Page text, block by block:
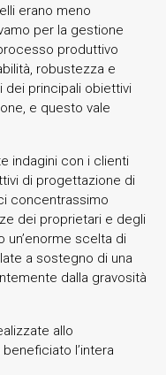
erano meno
per la gestione
produttivo
robustezza e
dei principali obiettivi
e questo vale
indagini con i clienti
di progettazione di
concentrassimo
dei proprietari e degli
un’enorme scelta di
a sostegno di una
dalla gravosità
allo
l’intera